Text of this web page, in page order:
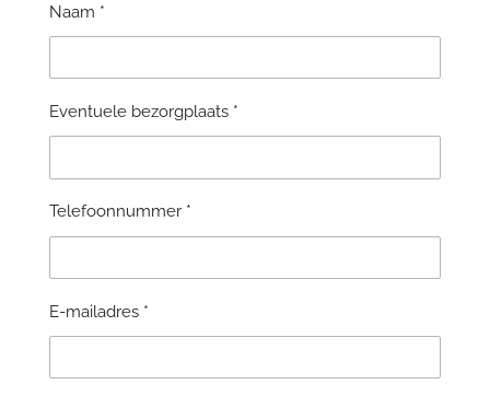
Naam *
Eventuele bezorgplaats *
Telefoonnummer *
E-mailadres *